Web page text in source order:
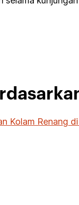
Kolam Renang